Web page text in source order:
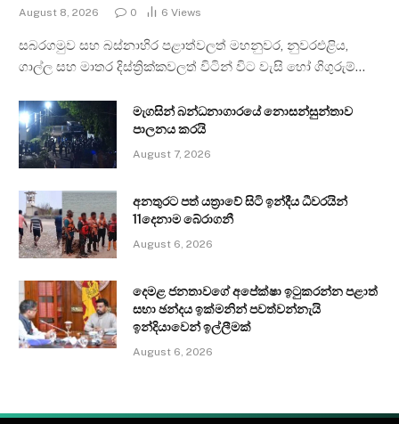
August 8, 2026 0 6 Views
සබරගමුව සහ බස්නාහිර පළාත්වලත් මහනුවර, නුවරඑළිය,
ගාල්ල සහ මාතර දිස්ත්‍රික්කවලත් විටින් විට වැසි හෝ ගිගුරුම්…
මැගසින් බන්ධනාගාරයේ නොසන්සුන්තාව
පාලනය කරයි
August 7, 2026
අනතුරට පත් යත්‍රාවේ සිටි ඉන්දීය ධීවරයින්
11දෙනාම බේරාගනී
August 6, 2026
දෙමළ ජනතාවගේ අපේක්ෂා ඉටුකරන්න පළාත්
සභා ඡන්දය ඉක්මනින් පවත්වන්නැයි
ඉන්දියාවෙන් ඉල්ලීමක්
August 6, 2026